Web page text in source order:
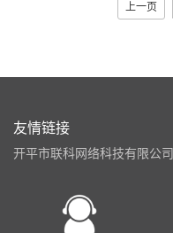
上一页
友情链接
开平市联科网络科技有限公司